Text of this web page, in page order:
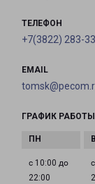
ТЕЛЕФОН
+7(3822) 283-
EMAIL
ГРАФИК РАБОТЫ
с 10:00 до
22:00